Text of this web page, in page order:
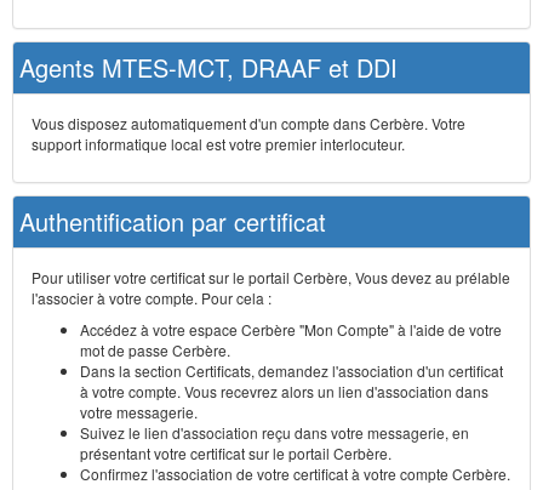
Agents MTES-MCT, DRAAF et DDI
Vous disposez automatiquement d'un compte dans Cerbère. Votre
support informatique local est votre premier interlocuteur.
Authentification par certificat
Pour utiliser votre certificat sur le portail Cerbère, Vous devez au prélable
l'associer à votre compte. Pour cela :
Accédez à votre espace Cerbère "Mon Compte" à l'aide de votre
mot de passe Cerbère.
Dans la section Certificats, demandez l'association d'un certificat
à votre compte. Vous recevrez alors un lien d'association dans
votre messagerie.
Suivez le lien d'association reçu dans votre messagerie, en
présentant votre certificat sur le portail Cerbère.
Confirmez l'association de votre certificat à votre compte Cerbère.